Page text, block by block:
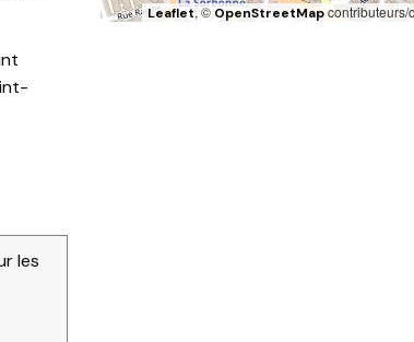
les
Leaflet, ©OpenStreetMapcontributeurs/